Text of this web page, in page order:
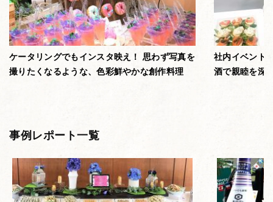
ケータリングでもインスタ映え！ 思わず写真を
撮りたくなるような、色彩鮮やかな創作料理
社内イベント
酒で親睦を深
事例レポート一覧